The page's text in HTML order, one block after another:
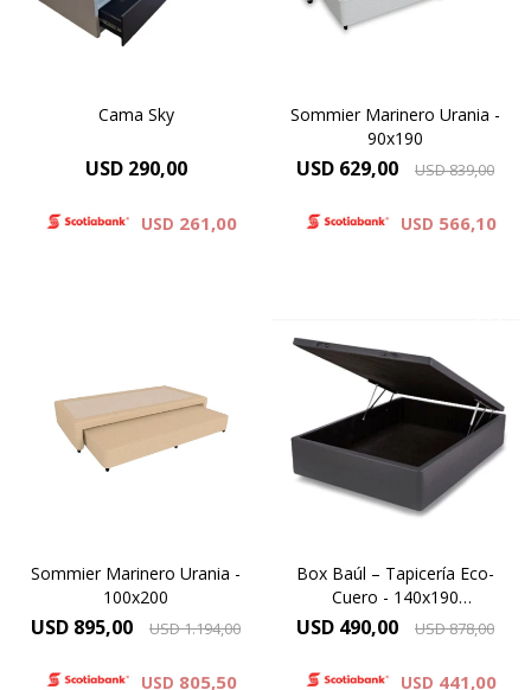
Cama Sky
USD 290,00
USD 261,00
Sommier Marinero Urania -
90x190
USD 629,00 USD839,00
USD 566,10
Adaptable a los Espacios,
brindando un toque de
Sommier Marinero Urania -
100x200
USD 895,00 USD1.194,00
USD 805,50
Con gran capacidad para
almacenamiento el BOX
BAUL es una excelente
opción para quienes
necesitan economizar
espacio.
Box Baúl – Tapicería Eco-
Cuero - 140x190
(oportunidad)
USD 490,00 USD878,00
USD 441,00